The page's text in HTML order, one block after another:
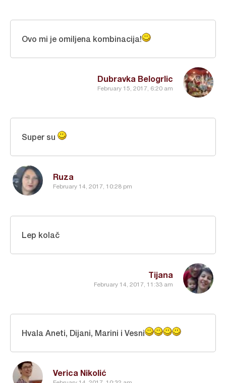
Dubravka Belogrlic
February 15, 2017, 6:20 am
Ovo mi je omiljena kombinacija!
Ruza
February 14, 2017, 10:28 pm
Super su
Tijana
February 14, 2017, 11:33 am
Lep kolač
Verica Nikolić
Hvala Aneti, Dijani, Marini i Vesni